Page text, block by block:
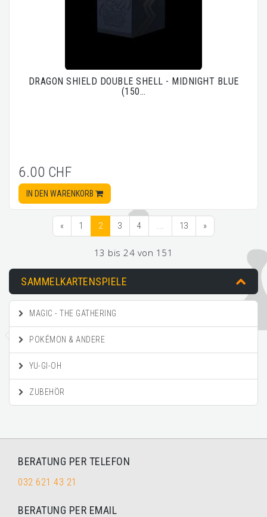
DRAGON SHIELD DOUBLE SHELL - MIDNIGHT BLUE
(150…
6.00 CHF
IN DEN WARENKORB
« 1 2 3 4 ... 13 »
13 bis 24 von 151
SAMMELKARTENSPIELE
MAGIC - THE GATHERING
POKÉMON & ANDERE
YU-GI-OH
ZUBEHÖR
BERATUNG PER TELEFON
032 621 43 21
BERATUNG PER EMAIL